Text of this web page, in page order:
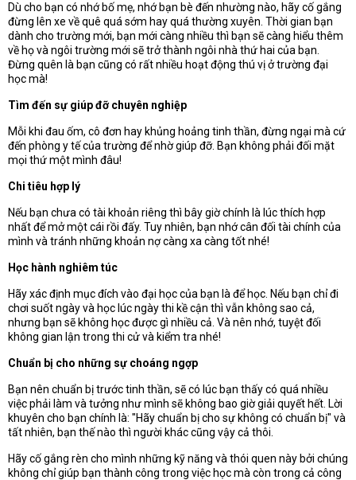
Dù cho bạn có nhớ bố mẹ, nhớ bạn bè đến nhường nào, hãy cố gắng
đừng lên xe về quê quá sớm hay quá thường xuyên. Thời gian bạn
dành cho trường mới, bạn mới càng nhiều thì bạn sẽ càng hiểu thêm
về họ và ngôi trường mới sẽ trở thành ngôi nhà thứ hai của bạn.
Đừng quên là bạn cũng có rất nhiều hoạt động thú vị ở trường đại
học mà!
Tìm đến sự giúp đỡ chuyên nghiệp
Mỗi khi đau ốm, cô đơn hay khủng hoảng tinh thần, đừng ngại mà cứ
đến phòng y tế của trường để nhờ giúp đỡ. Bạn không phải đối mặt
mọi thứ một mình đâu!
Chi tiêu hợp lý
Nếu bạn chưa có tài khoản riêng thì bây giờ chính là lúc thích hợp
nhất để mở một cái rồi đấy. Tuy nhiên, bạn nhớ cân đối tài chính của
mình và tránh những khoản nợ càng xa càng tốt nhé!
Học hành nghiêm túc
Hãy xác định mục đích vào đại học của bạn là để học. Nếu bạn chỉ đi
chơi suốt ngày và học lúc ngày thi kề cận thì vẫn không sao cả,
nhưng bạn sẽ không học được gì nhiều cả. Và nên nhớ, tuyệt đối
không gian lận trong thi cử và kiểm tra nhé!
Chuẩn bị cho những sự choáng ngợp
Bạn nên chuẩn bị trước tinh thần, sẽ có lúc bạn thấy có quá nhiều
việc phải làm và tưởng như mình sẽ không bao giờ giải quyết hết. Lời
khuyên cho bạn chính là: "Hãy chuẩn bị cho sự không có chuẩn bị" và
tất nhiên, bạn thế nào thì người khác cũng vậy cả thôi.
Hãy cố gắng rèn cho mình những kỹ năng và thói quen này bởi chúng
không chỉ giúp bạn thành công trong việc học mà còn trong cả công